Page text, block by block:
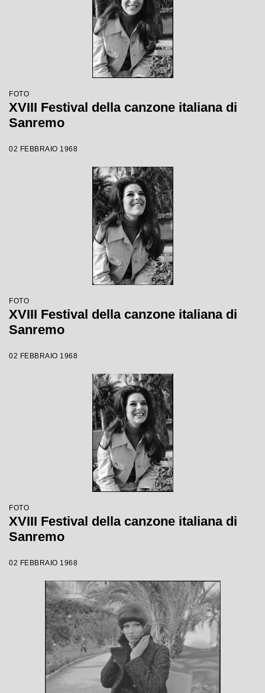
FOTO
XVIII Festival della canzone italiana di
Sanremo
02 FEBBRAIO 1968
FOTO
XVIII Festival della canzone italiana di
Sanremo
02 FEBBRAIO 1968
FOTO
XVIII Festival della canzone italiana di
Sanremo
02 FEBBRAIO 1968